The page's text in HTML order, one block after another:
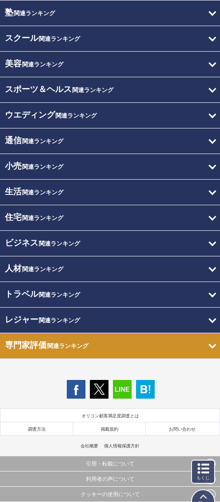
塾関連ランキング
スクール関連ランキング
美容関連ランキング
スポーツ＆ヘルス 関連ランキング
ウエディング関連ランキング
通信関連ランキング
小売関連ランキング
生活関連ランキング
住宅関連ランキング
ビジネス 関連ランキング
人材関連ランキング
トラベル関連ランキング
レジャー関連ランキング
専門家評価関連ランキング
オリコン顧客満足度調査とは
調査方法 掲載規約 お問い合わせ
会社概要 個人情報保護方針
引用・転載について
当サイトで公開されている情報（文字、写真、イラスト、画像データ等）及びこれらの配置・
これらの情報を権利者の許可なく無断転載・複製などの二次利用を行うことは固く禁じており
利用者の声について
当サイトに掲載している内容はすべてサービスの利用者が提出された見解・感想です。
クッキーの使用について
もくじ